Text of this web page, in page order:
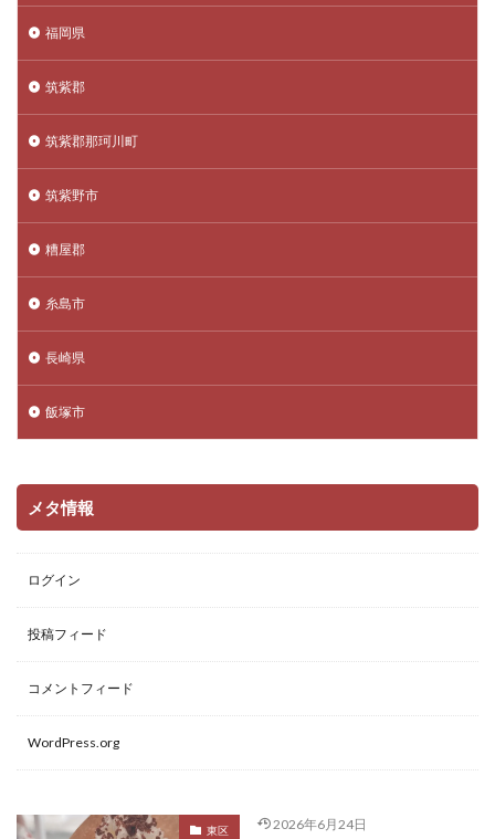
福岡県
筑紫郡
筑紫郡那珂川町
筑紫野市
糟屋郡
糸島市
長崎県
飯塚市
メタ情報
ログイン
投稿フィード
コメントフィード
WordPress.org
東区 2026年6月24日